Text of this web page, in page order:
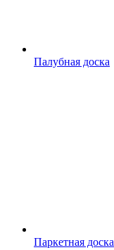
Палубная доска
Паркетная доска